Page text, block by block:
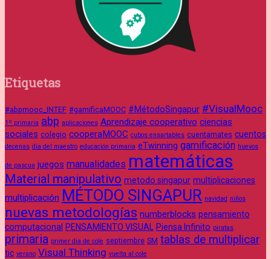
Etiquetas
#abpmooc_INTEF #gamificaMOOC #MétodoSingapur #VisualMooc
1º primaria abp aplicaciones Aprendizaje cooperativo ciencias
sociales colegio cooperaMOOC cubos ensartables cuentamates cuentos
decenas dia del maestro educación primaria eTwinning gamificación huevos
de pascua juegos manualidades matemáticas
Material manipulativo metodo singapur multiplicaciones
multiplicación MÉTODO SINGAPUR navidad niños
nuevas metodologías numberblocks pensamiento
computacional
PENSAMIENTO VISUAL Piensa Infinito piratas
primaria primer dia de cole septiembre SM tablas de multiplicar
tic verano Visual Thinking vuelta al cole